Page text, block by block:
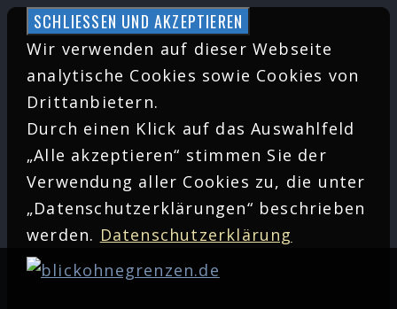
Zum
Inhalt
springen
Wir verwenden auf dieser Webseite
analytische Cookies sowie Cookies von
Drittanbietern.
Durch einen Klick auf das Auswahlfeld
„Alle akzeptieren“ stimmen Sie der
Verwendung aller Cookies zu, die unter
„Datenschutzerklärungen“ beschrieben
werden. Datenschutzerklärung